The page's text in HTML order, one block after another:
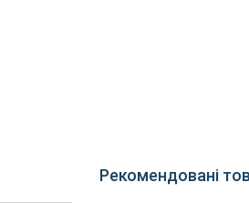
Рекомендовані